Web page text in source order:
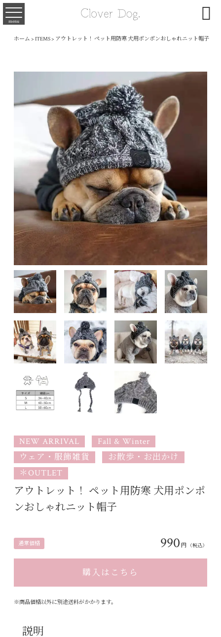
menu 
ホーム > ITEMS> アウトレット！ ペット用防寒 犬用ポンポンおしゃれニット帽子
NEW ARRIVAL
Fall & Winter
ウェア・服飾雑貨
お散歩・お出かけ
＊OUTLET
アウトレット！ ペット用防寒 犬用ポンポ
ンおしゃれニット帽子
通常価格 990 円 （税込）
購入はこちら
※商品価格以外に別途送料がかかります。
説明